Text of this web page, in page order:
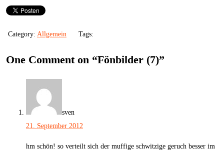
Category: Allgemein Tags:
One Comment on “Fönbilder (7)”
sven
21. September 2012
hm schön! so verteilt sich der muffige schwitzige geruch besser im